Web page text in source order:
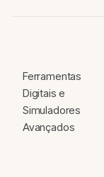
Ferramentas
Digitais e
Simuladores
Avançados